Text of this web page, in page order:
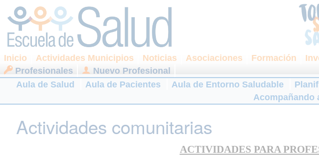
Inicio Actividades Municipios Noticias Asociaciones Formación
Profesionales
Nuevo Profesional
Aula de Salud
Aula de Pacientes Aula de Entorno Saludable
Acompañando
Actividades comunitarias
ACTIVIDADES PARA